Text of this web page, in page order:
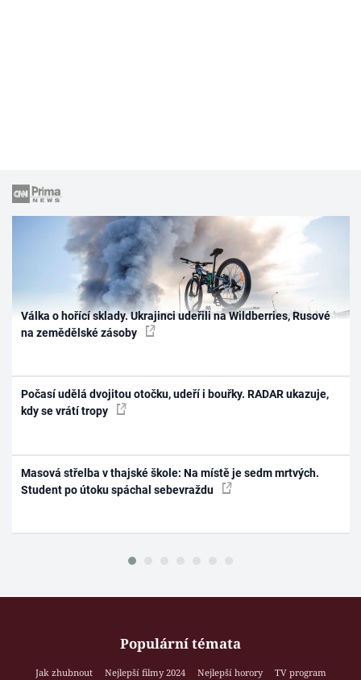
Válka o hořící sklady. Ukrajinci udeřili na Wildberries, Rusové
na zemědělské zásoby
Počasí udělá dvojitou otočku, udeří i bouřky. RADAR ukazuje,
kdy se vrátí tropy
Masová střelba v thajské škole: Na místě je sedm mrtvých.
Student po útoku spáchal sebevraždu
Populární témata
Jak zhubnout Nejlepší filmy 2024 Nejlepší horory
TV program